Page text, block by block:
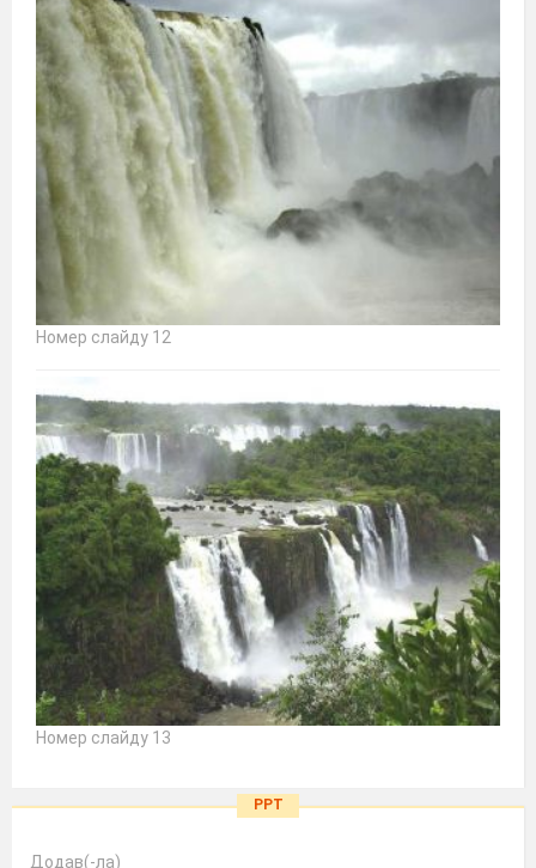
Номер слайду 12
Номер слайду 13
PPT
Додав(-ла)